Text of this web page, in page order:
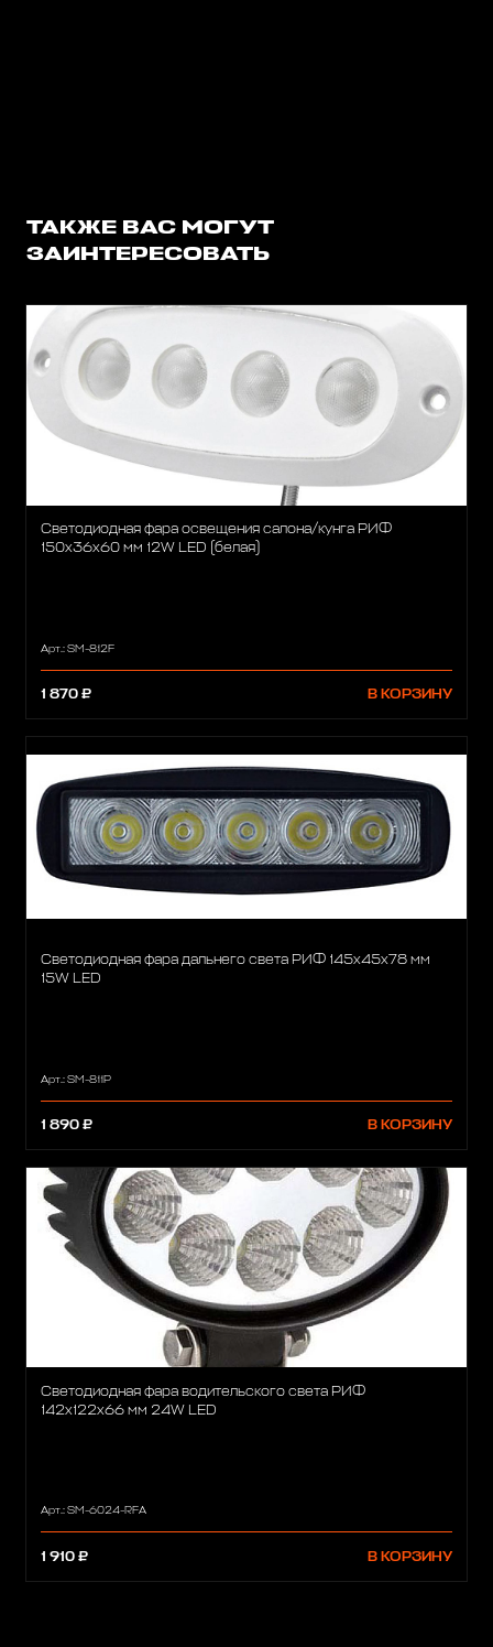
ТАКЖЕ ВАС МОГУТ
ЗАИНТЕРЕСОВАТЬ
Светодиодная фара освещения салона/кунга РИФ
150х36х60 мм 12W LED (белая)
Арт.: SM-812F
1 870 ₽ В КОРЗИНУ
Светодиодная фара дальнего света РИФ 145х45х78 мм
15W LED
Арт.: SM-811P
1 890 ₽ В КОРЗИНУ
Светодиодная фара водительского света РИФ
142х122х66 мм 24W LED
Арт.: SM-6024-RFA
1 910 ₽ В КОРЗИНУ